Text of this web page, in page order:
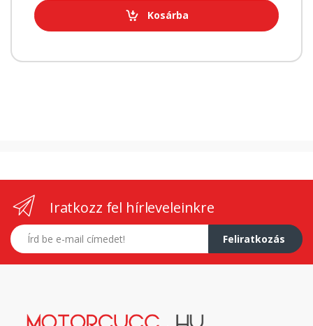
Kosárba
Iratkozz fel hírleveleinkre
E-mail címed
Feliratkozás